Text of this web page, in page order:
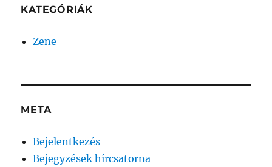
KATEGÓRIÁK
Zene
META
Bejelentkezés
Bejegyzések hírcsatorna